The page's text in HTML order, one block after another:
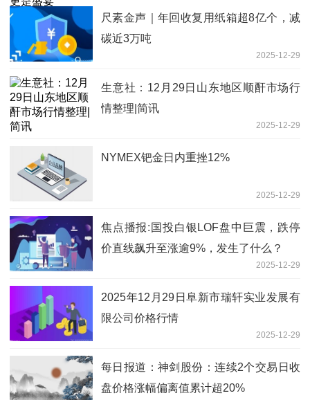
尺素金声｜年回收复用纸箱超8亿个，减
碳近3万吨
2025-12-29
生意社：12月29日山东地区顺酐市场行
情整理|简讯
2025-12-29
NYMEX钯金日内重挫12%
2025-12-29
焦点播报:国投白银LOF盘中巨震，跌停
价直线飙升至涨逾9%，发生了什么？
2025-12-29
2025年12月29日阜新市瑞轩实业发展有
限公司价格行情
2025-12-29
每日报道：神剑股份：连续2个交易日收
盘价格涨幅偏离值累计超20%